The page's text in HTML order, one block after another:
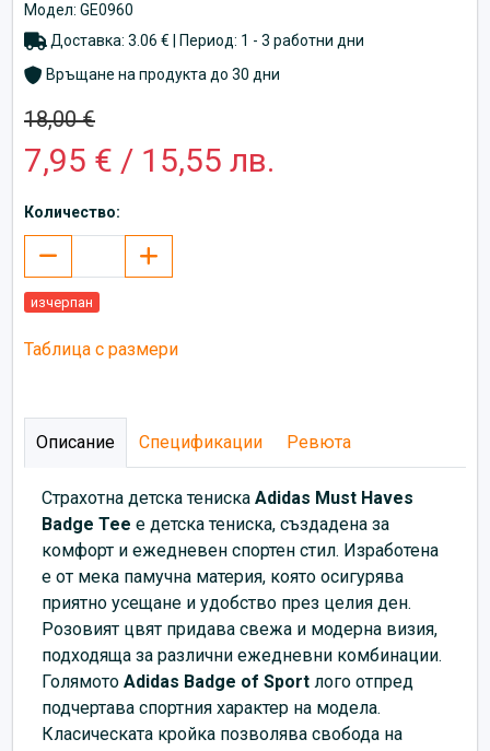
Модел: GE0960
Доставка: 3.06 € | Период: 1 - 3 работни дни
Връщане на продукта до 30 дни
18,00 €
7,95 € / 15,55 лв.
Количество:
изчерпан
Таблица с размери
Описание Спецификации Ревюта
Страхотна детска тениска Adidas Must Haves
Badge Tee е детска тениска, създадена за
комфорт и ежедневен спортен стил. Изработена
е от мека памучна материя, която осигурява
приятно усещане и удобство през целия ден.
Розовият цвят придава свежа и модерна визия,
подходяща за различни ежедневни комбинации.
Голямото Adidas Badge of Sport лого отпред
подчертава спортния характер на модела.
Класическата кройка позволява свобода на